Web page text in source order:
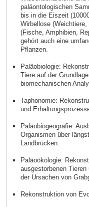
paläontologischen
bis in die Eiszeit
Wirbellose
(Fische, Amphibien,
gehört auch eine
Pflanzen.
Paläobiologie:
Tiere auf der
biomechanischen
Taphonomie:
und
Paläobiogeografie:
Organismen über
Landbrücken.
Paläoökologie:
ausgestorbenen
der Ursachen von
Rekonstruktion von